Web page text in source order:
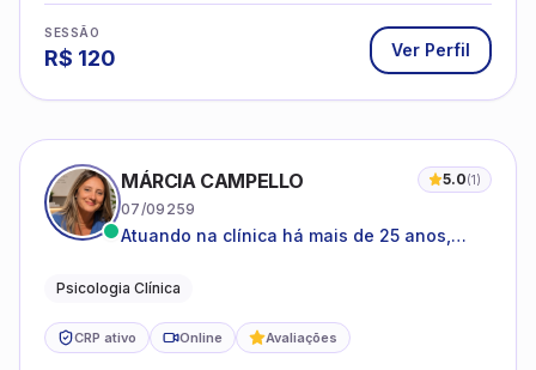
SESSÃO
R$ 120 Ver Perfil
MÁRCIA CAMPELLO 5.0(1)
07/09259
Atuando na clínica há mais de 25 anos,
estruturas, com experiência em
Psicologia Clínica
CRP ativo Online Avaliações